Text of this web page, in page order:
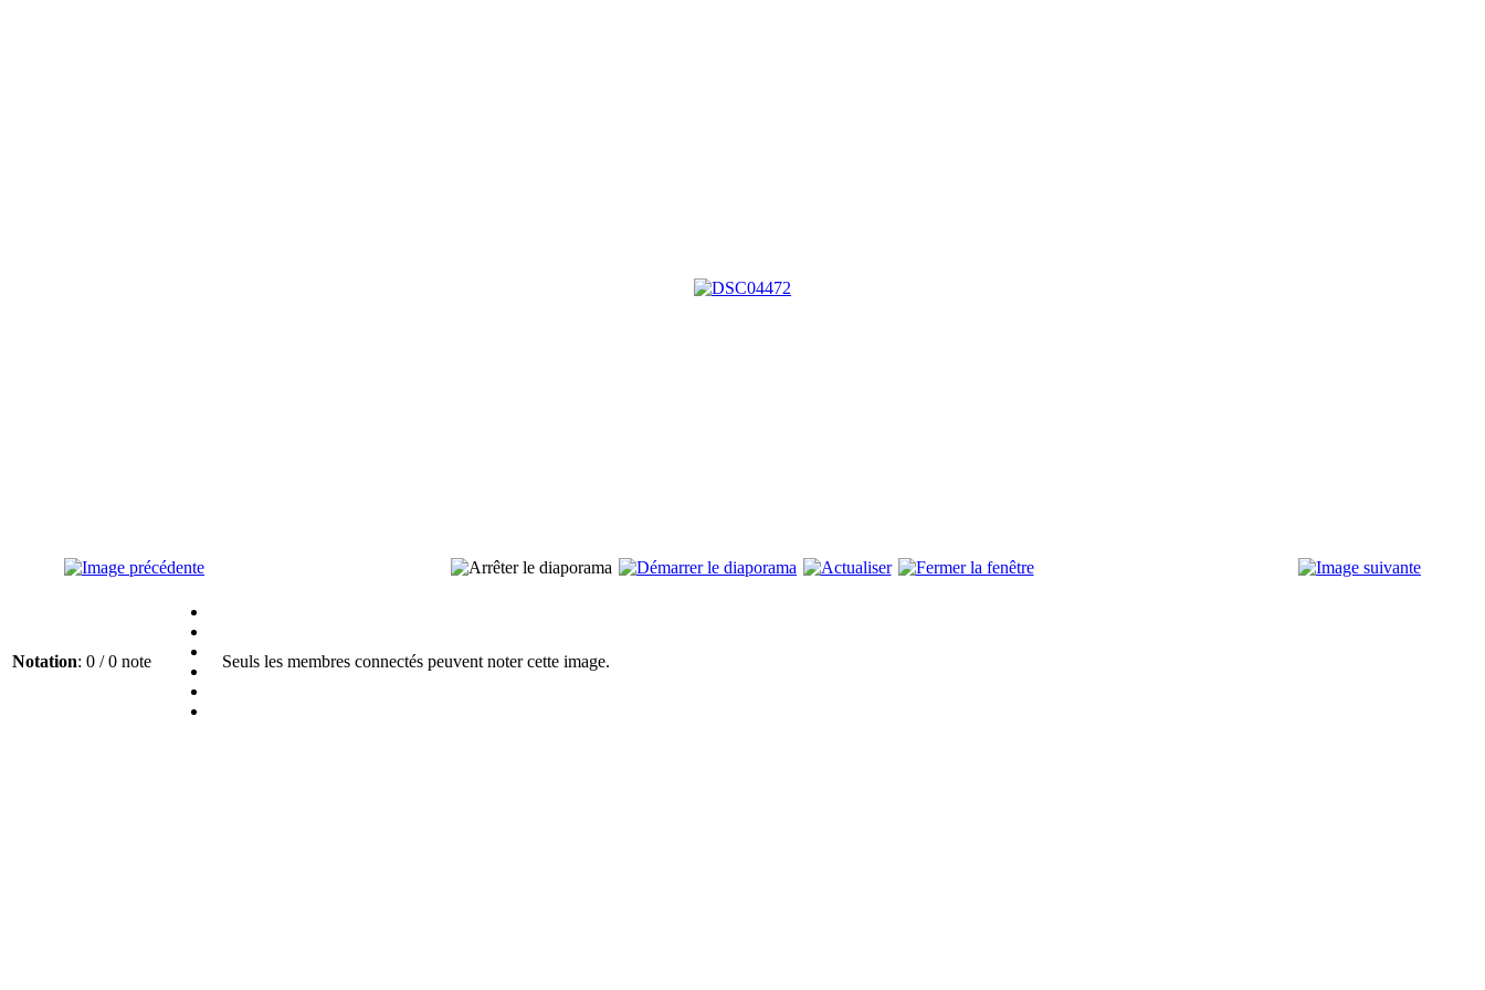
Notation: 0 / 0 note Seuls les membres connectés peuvent noter cette image.